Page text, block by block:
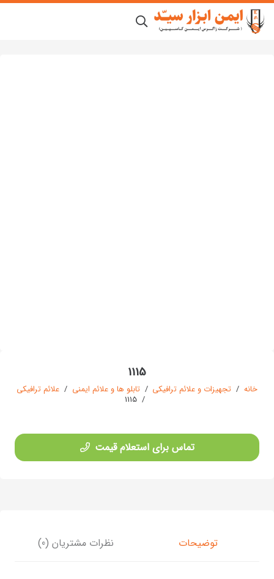
1115
خانه / تجهیزات و علائم ترافیکی / تابلو ها و علائم ایمنی / علائم ترافیکی
/
1115
تماس برای استعلام قیمت
توضیحات نظرات مشتریان (0)